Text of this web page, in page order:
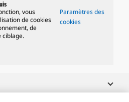
vous
de cookies
de
ciblage.
Paramètres des
cookies